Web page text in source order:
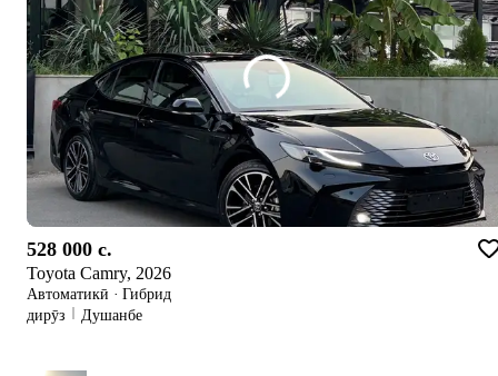
528 000 c.
Toyota Camry, 2026
Автоматикӣ · Гибрид
дирӯз
Душанбе